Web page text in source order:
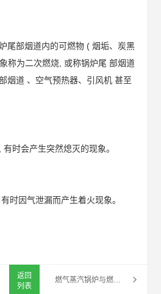
尾部烟道内的可燃物 ( 烟垢、炭黑
称为二次燃烧, 或称锅炉尾 部烟道
烟道 、空气预热器、引风机 甚至
时会产生突然熄灭的现象。
时因气泄漏而产生着火现象。
返回
列表